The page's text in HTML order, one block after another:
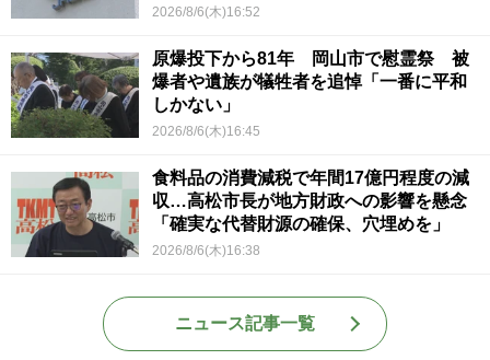
2026/8/6(木)16:52
原爆投下から81年 岡山市で慰霊祭 被
爆者や遺族が犠牲者を追悼「一番に平和
しかない」
2026/8/6(木)16:45
食料品の消費減税で年間17億円程度の減
収…高松市長が地方財政への影響を懸念
「確実な代替財源の確保、穴埋めを」
2026/8/6(木)16:38
ニュース記事一覧